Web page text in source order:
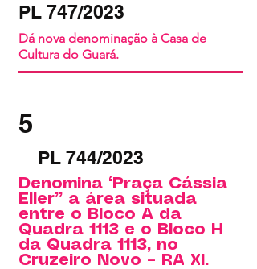
PL 747/2023
Dá nova denominação à Casa de
Cultura do Guará.
5
PL 744/2023
Denomina “Praça Cássia
Eller” a área situada
entre o Bloco A da
Quadra 1113 e o Bloco H
da Quadra 1113, no
Cruzeiro Novo – RA XI.